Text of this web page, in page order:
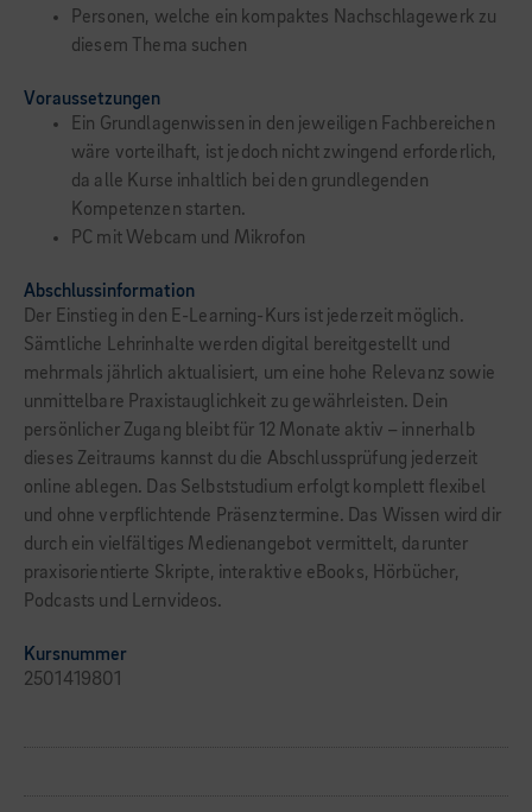
Personen, welche ein kompaktes Nachschlagewerk zu
diesem Thema suchen
Voraussetzungen
Ein Grundlagenwissen in den jeweiligen Fachbereichen
wäre vorteilhaft, ist jedoch nicht zwingend erforderlich,
da alle Kurse inhaltlich bei den grundlegenden
Kompetenzen starten.
PC mit Webcam und Mikrofon
Abschlussinformation
Der Einstieg in den E-Learning-Kurs ist jederzeit möglich.
Sämtliche Lehrinhalte werden digital bereitgestellt und
mehrmals jährlich aktualisiert, um eine hohe Relevanz sowie
unmittelbare Praxistauglichkeit zu gewährleisten. Dein
persönlicher Zugang bleibt für 12 Monate aktiv – innerhalb
dieses Zeitraums kannst du die Abschlussprüfung jederzeit
online ablegen. Das Selbststudium erfolgt komplett flexibel
und ohne verpflichtende Präsenztermine. Das Wissen wird dir
durch ein vielfältiges Medienangebot vermittelt, darunter
praxisorientierte Skripte, interaktive eBooks, Hörbücher,
Podcasts und Lernvideos.
Kursnummer
2501419801